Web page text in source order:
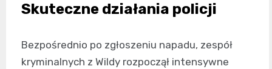
Skuteczne działania policji
Bezpośrednio po zgłoszeniu napadu, zespół
kryminalnych z Wildy rozpoczął intensywne